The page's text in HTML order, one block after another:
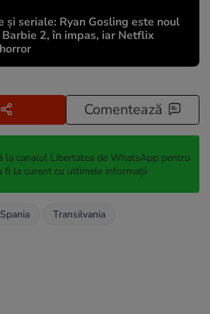
și seriale: Ryan Gosling este noul
Barbie 2, în impas, iar Netflix
Comentează
la canalul Libertatea de WhatsApp pentru
fi la curent cu ultimele informații
Transilvania